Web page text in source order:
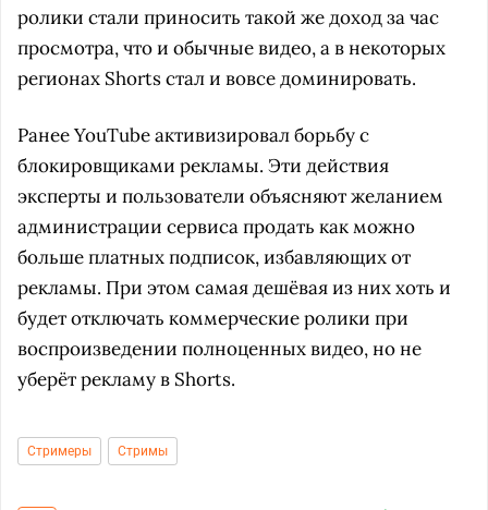
ролики стали приносить такой же доход за час
просмотра, что и обычные видео, а в некоторых
регионах Shorts стал и вовсе доминировать.
Ранее YouTube активизировал борьбу с
блокировщиками рекламы. Эти действия
эксперты и пользователи объясняют желанием
администрации сервиса продать как можно
больше платных подписок, избавляющих от
рекламы. При этом самая дешёвая из них хоть и
будет отключать коммерческие ролики при
воспроизведении полноценных видео, но не
уберёт рекламу в Shorts.
Стримеры Стримы